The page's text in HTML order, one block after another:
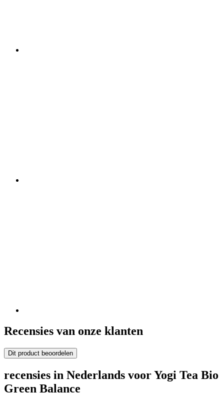
Recensies van onze klanten
Dit product beoordelen
recensies in Nederlands voor Yogi Tea Bio
Green Balance